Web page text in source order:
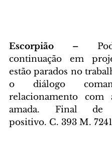
Escorpião –
continuação em
estão parados no
o diálogo
relacionamento com
amada. Final de
positivo. C. 393 M. 7241